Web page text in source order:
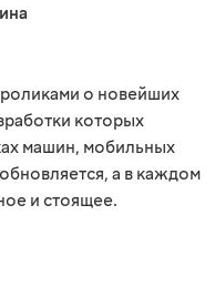
о новейших
которых
машин, мобильных
а в каждом
и стоящее.